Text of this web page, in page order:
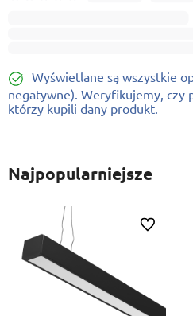
Wyświetlane są wszystkie
negatywne). Weryfikujemy, czy
którzy kupili dany produkt.
Najpopularniejsze
Do